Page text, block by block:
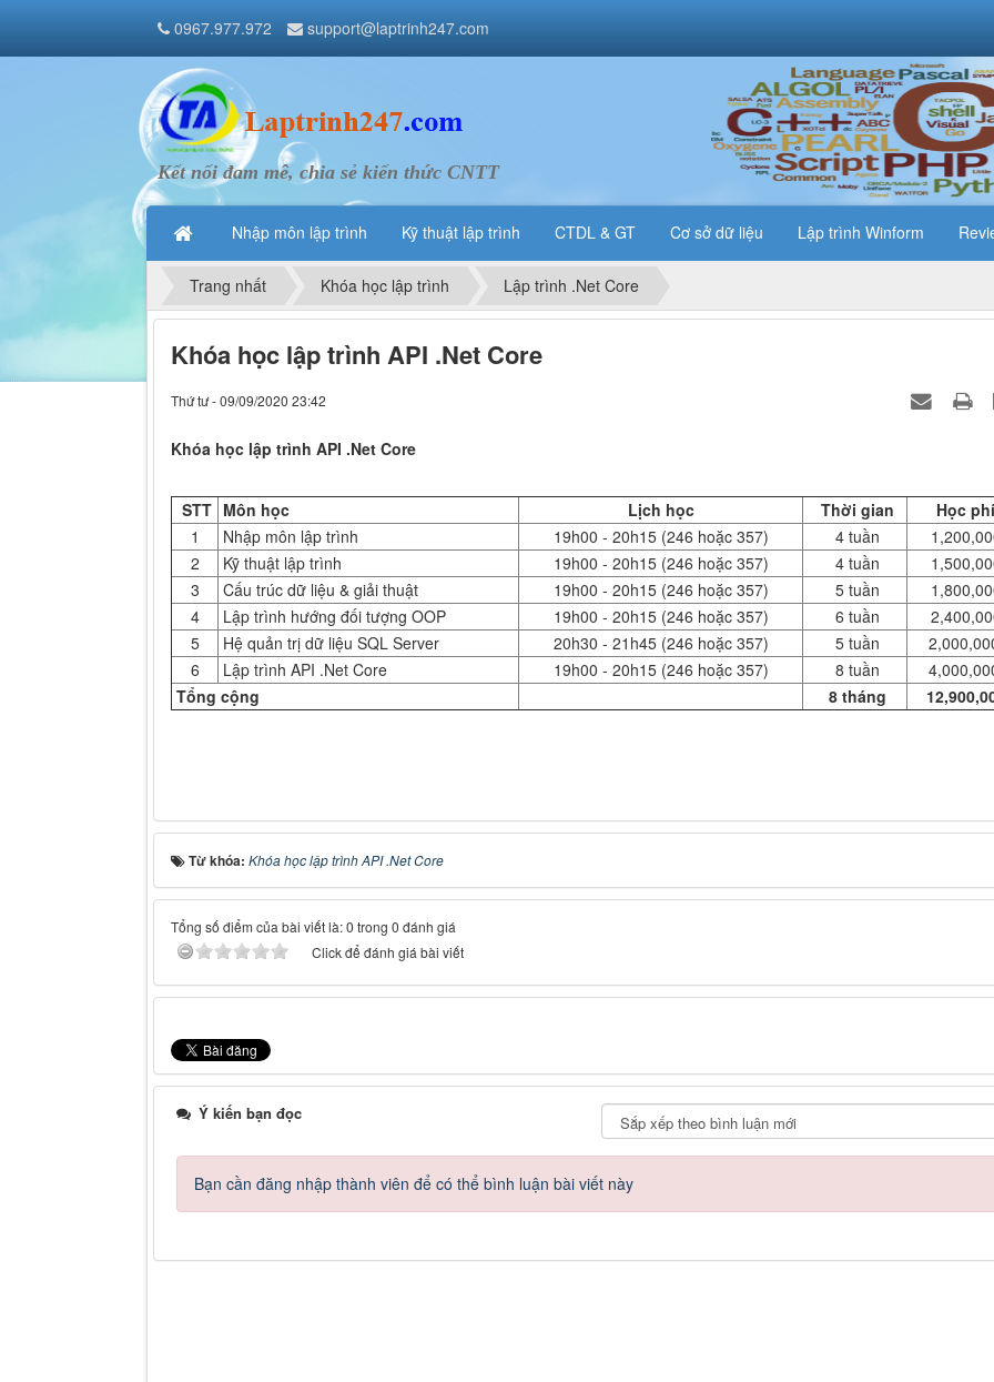
Kết nối đam mê, chia sẻ kiến thức CNTT
Nhập môn lập trình Kỹ thuật lập trình CTDL & GT Cơ sở dữ liệu Lập trình Winform
0967.977.972 support@laptrinh247.com
Trang nhất Khóa học lập trình Lập trình .Net Core
Khóa học lập trình API .Net Core
Thứ tư - 09/09/2020 23:42
Khóa học lập trình API .Net Core
STT Môn học Lịch học Thời gian
Học phí
1
Nhập môn lập trình 19h00 - 20h15 (246 hoặc 357) 4 tuần
2
Kỹ thuật lập trình 19h00 - 20h15 (246 hoặc 357) 4 tuần
3
Cấu trúc dữ liệu & giải thuật 19h00 - 20h15 (246 hoặc 357) 5 tuần
4
Lập trình hướng đối tượng OOP 19h00 - 20h15 (246 hoặc 357) 6 tuần
5
Hệ quản trị dữ liệu SQL Server 20h30 - 21h45 (246 hoặc 357) 5 tuần
6
Lập trình API .Net Core 19h00 - 20h15 (246 hoặc 357) 8 tuần
Tổng cộng
8 tháng
Từ khóa: Khóa học lập trình API .Net Core
Tổng số điểm của bài viết là: 0 trong 0 đánh giá
Click để đánh giá bài viết
Ý kiến bạn đọc
Bạn cần đăng nhập thành viên để có thể bình luận bài viết này